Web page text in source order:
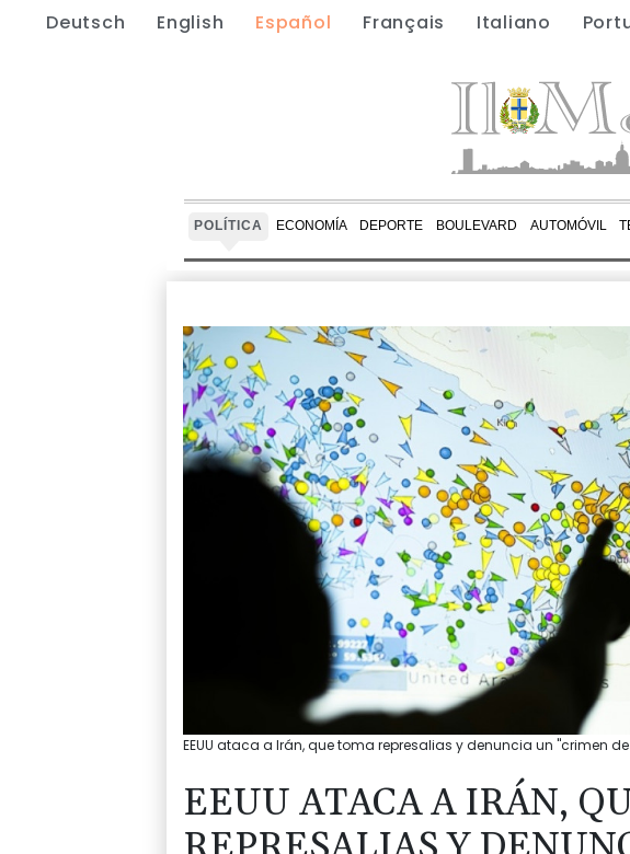
Deutsch English Español Français Italiano
POLÍTICA ECONOMÍA DEPORTE BOULEVARD AUTOMÓVIL
EEUU ataca a Irán, que toma represalias y denuncia un "crimen
EEUU ATACA A IRÁN,